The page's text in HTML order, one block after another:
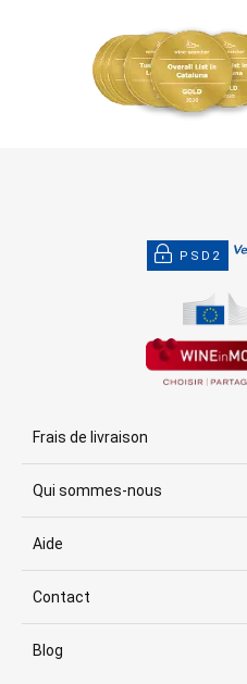
PSD2
Frais de livraison
Qui sommes-nous
Aide
Contact
Blog